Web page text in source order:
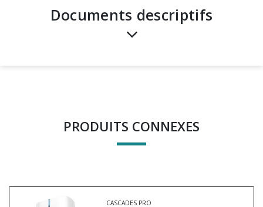
Documents descriptifs
PRODUITS CONNEXES
CASCADES PRO